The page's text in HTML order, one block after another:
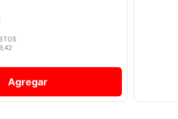
:
Agregar